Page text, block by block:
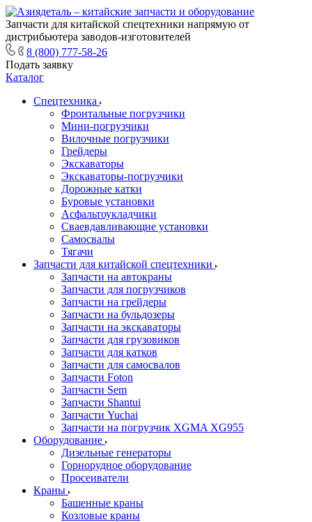
Запчасти для китайской спецтехники напрямую от
дистрибьютера заводов-изготовителей
8 (800) 777-58-26
Подать заявку
Каталог
Спецтехника
Фронтальные погрузчики
Мини-погрузчики
Вилочные погрузчики
Грейдеры
Экскаваторы
Экскаваторы-погрузчики
Дорожные катки
Буровые установки
Асфальтоукладчики
Сваевдавливающие установки
Самосвалы
Тягачи
Запчасти для китайской спецтехники
Запчасти на автокраны
Запчасти для погрузчиков
Запчасти на грейдеры
Запчасти на бульдозеры
Запчасти на экскаваторы
Запчасти для грузовиков
Запчасти для катков
Запчасти для самосвалов
Запчасти Foton
Запчасти Sem
Запчасти Shantui
Запчасти Yuchai
Запчасти на погрузчик XGMA XG955
Оборудование
Дизельные генераторы
Горнорудное оборудование
Просеиватели
Краны
Башенные краны
Козловые краны